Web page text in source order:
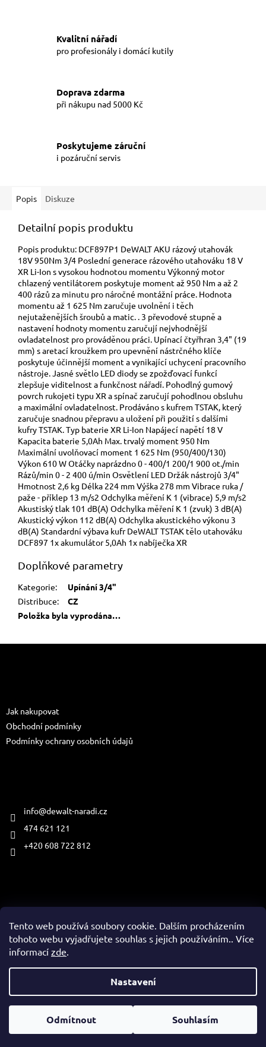
Tento web používá soubory cookie. Dalším procházením
tohoto webu vyjadřujete souhlas s jejich používáním.. Více
informací zde.
Nastavení
Odmítnout Souhlasím
Kvalitní nářadí
pro profesionály i domácí kutily
Doprava zdarma
při nákupu nad 5000 Kč
Poskytujeme záruční
i pozáruční servis
Popis Diskuze
Detailní popis produktu
Popis produktu: DCF897P1 DeWALT AKU rázový utahovák
18V 950Nm 3/4 Poslední generace rázového utahováku 18 V
XR Li-Ion s vysokou hodnotou momentu Výkonný motor
chlazený ventilátorem poskytuje moment až 950 Nm a až 2
400 rázů za minutu pro náročné montážní práce. Hodnota
momentu až 1 625 Nm zaručuje uvolnění i těch
nejutaženějších šroubů a matic. . 3 převodové stupně a
nastavení hodnoty momentu zaručují nejvhodnější
ovladatelnost pro prováděnou práci. Upínací čtyřhran 3,4" (19
mm) s aretací kroužkem pro upevnění nástrčného klíče
poskytuje účinnější moment a vynikající uchycení pracovního
nástroje. Jasné světlo LED diody se zpožďovací funkcí
zlepšuje viditelnost a funkčnost nářadí. Pohodlný gumový
povrch rukojeti typu XR a spínač zaručují pohodlnou obsluhu
a maximální ovladatelnost. Prodáváno s kufrem TSTAK, který
zaručuje snadnou přepravu a uložení při použití s dalšími
kufry TSTAK. Typ baterie XR Li-Ion Napájecí napětí 18 V
Kapacita baterie 5,0Ah Max. trvalý moment 950 Nm
Maximální uvolňovací moment 1 625 Nm (950/400/130)
Výkon 610 W Otáčky naprázdno 0 - 400/1 200/1 900 ot./min
Rázů/min 0 - 2 400 ú/min Osvětlení LED Držák nástrojů 3/4"
Hmotnost 2,6 kg Délka 224 mm Výška 278 mm Vibrace ruka /
paže - příklep 13 m/s2 Odchylka měření K 1 (vibrace) 5,9 m/s2
Akustiský tlak 101 dB(A) Odchylka měření K 1 (zvuk) 3 dB(A)
Akustický výkon 112 dB(A) Odchylka akustického výkonu 3
dB(A) Standardní výbava kufr DeWALT TSTAK tělo utahováku
DCF897 1x akumulátor 5,0Ah 1x nabíječka XR
Doplňkové parametry
Kategorie:
Upínání 3/4"
Distribuce:
CZ
Položka byla vyprodána…
Jak nakupovat
Obchodní podmínky
Podmínky ochrany osobních údajů
info@dewalt-naradi.cz
474 621 121
+420 608 722 812
Copyright 2026www.dewalt-naradi.cz. Všechna práva